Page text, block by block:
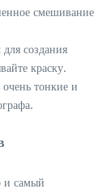
смешивание
создания
краску.
очень тонкие и
и самый